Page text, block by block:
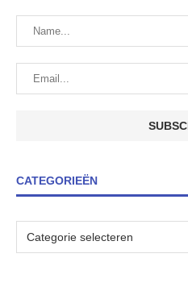
CATEGORIEËN